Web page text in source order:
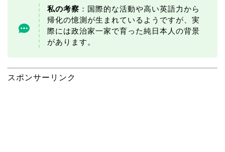
私の考察 ：国際的な活動や高い英語力から
帰化の憶測が生まれているようですが、実
際には政治家一家で育った純日本人の背景
があります。
スポンサーリンク